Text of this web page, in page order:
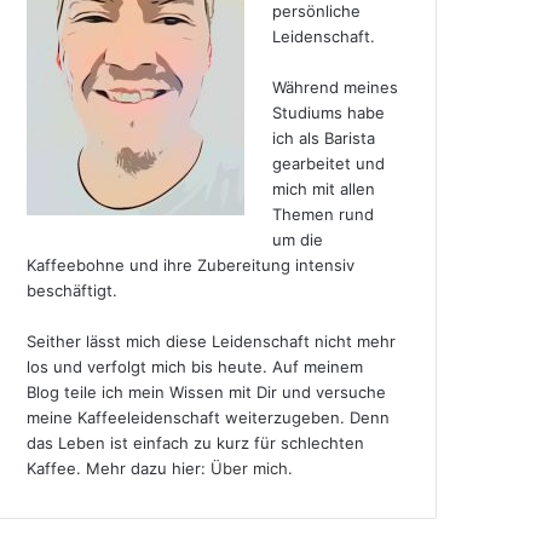
persönliche
Leidenschaft.
Während meines
Studiums habe
ich als Barista
gearbeitet und
mich mit allen
Themen rund
um die
Kaffeebohne und ihre Zubereitung intensiv
beschäftigt.
Seither lässt mich diese Leidenschaft nicht mehr
los und verfolgt mich bis heute. Auf meinem
Blog teile ich mein Wissen mit Dir und versuche
meine Kaffeeleidenschaft weiterzugeben. Denn
das Leben ist einfach zu kurz für schlechten
Kaffee. Mehr dazu hier: Über mich.